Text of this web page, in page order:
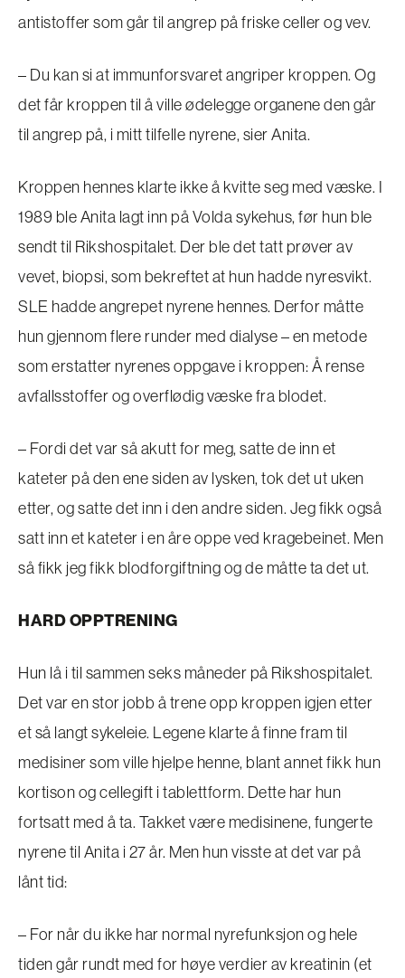
antistoffer som går til angrep på friske celler og vev.
– Du kan si at immunforsvaret angriper kroppen. Og
det får kroppen til å ville ødelegge organene den går
til angrep på, i mitt tilfelle nyrene, sier Anita.
Kroppen hennes klarte ikke å kvitte seg med væske. I
1989 ble Anita lagt inn på Volda sykehus, før hun ble
sendt til Rikshospitalet. Der ble det tatt prøver av
vevet, biopsi, som bekreftet at hun hadde nyresvikt.
SLE hadde angrepet nyrene hennes. Derfor måtte
hun gjennom flere runder med dialyse – en metode
som erstatter nyrenes oppgave i kroppen: Å rense
avfallsstoffer og overflødig væske fra blodet.
– Fordi det var så akutt for meg, satte de inn et
kateter på den ene siden av lysken, tok det ut uken
etter, og satte det inn i den andre siden. Jeg fikk også
satt inn et kateter i en åre oppe ved kragebeinet. Men
så fikk jeg fikk blodforgiftning og de måtte ta det ut.
HARD OPPTRENING
Hun lå i til sammen seks måneder på Rikshospitalet.
Det var en stor jobb å trene opp kroppen igjen etter
et så langt sykeleie. Legene klarte å finne fram til
medisiner som ville hjelpe henne, blant annet fikk hun
kortison og cellegift i tablettform. Dette har hun
fortsatt med å ta. Takket være medisinene, fungerte
nyrene til Anita i 27 år. Men hun visste at det var på
lånt tid:
– For når du ikke har normal nyrefunksjon og hele
tiden går rundt med for høye verdier av kreatinin (et